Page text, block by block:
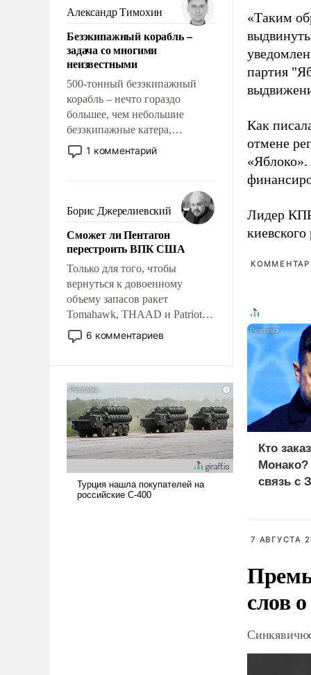
ударами судьбы, брать на себя
ответственность, помогать
слабым, идти вперед и
адаптироваться.
Александр Тимохин
Безэкипажный корабль –
задача со многими
неизвестными
500-тонный безэкипажный
корабль – нечто гораздо
большее, чем небольшие
безэкипажные катера,
применение которых уже
стало обыденностью. Задача по
сложна и амбициозна. Однако
и ее реализация радикально
поднимет наши боевые
возможности.
1 комментарий
Борис Джерелиевский
Сможет ли Пентагон
перестроить ВПК США
Только для того, чтобы
вернуться к довоенному
объему запасов ракет
Tomahawk, THAAD и Patriot
США потребуется более трех
лет. Даже небольшая война с
Сложившаяся ситуация
означает многолетний период
уязвимости США, например,
перед Китаем.
6 комментариев
«Таким
партия
Как
отмене
Лидер
Кто
связь с
7 АВГУСТА
слов